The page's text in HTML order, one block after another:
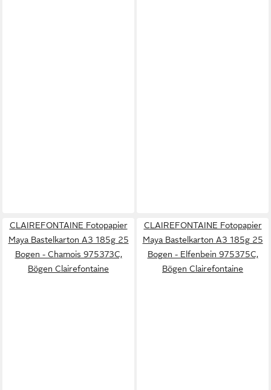
CLAIREFONTAINE Fotopapier
Maya Bastelkarton A3 185g 25
Bogen - Chamois 975373C,
Bögen Clairefontaine
CLAIREFONTAINE Fotopapier
Maya Bastelkarton A3 185g 25
Bogen - Elfenbein 975375C,
Bögen Clairefontaine